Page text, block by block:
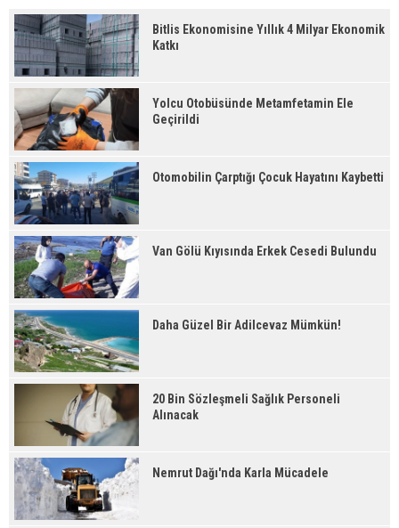
Bitlis Ekonomisine Yıllık 4 Milyar Ekonomik
Katkı
Yolcu Otobüsünde Metamfetamin Ele
Geçirildi
Otomobilin Çarptığı Çocuk Hayatını Kaybetti
Van Gölü Kıyısında Erkek Cesedi Bulundu
Daha Güzel Bir Adilcevaz Mümkün!
20 Bin Sözleşmeli Sağlık Personeli
Alınacak
Nemrut Dağı'nda Karla Mücadele